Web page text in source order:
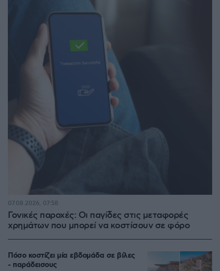
Γονικές παροχές: Οι παγίδες στις μεταφορές
χρημάτων που μπορεί να κοστίσουν σε φόρο
07.08.2026, 07:58
Πόσο κοστίζει μία εβδομάδα σε βίλες
- παράδεισους